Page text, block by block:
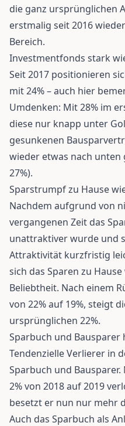
die ganz ursprünglichen
erstmalig seit 2016
Bereich.
Investmentfonds stark
Seit 2017 positionieren
mit 24% – auch hier
Umdenken: Mit 28% im
diese nur knapp unter
gesunkenen
wieder etwas nach unten
27%).
Sparstrumpf zu Hause
Nachdem aufgrund von
vergangenen Zeit das
unattraktiver wurde und
Attraktivität kurzfristig
sich das Sparen zu
Beliebtheit. Nach einem
von 22% auf 19%, steigt
ursprünglichen 22%.
Sparbuch und Bausparer
Tendenzielle Verlierer in
Sparbuch und
2% von 2018 auf 2019
besetzt er nun nur mehr
Auch das Sparbuch als